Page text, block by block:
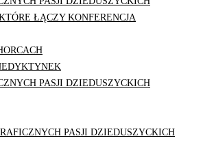
ŁĄCZY KONFERENCJA
PASJI DZIEDUSZYCKICH
PASJI DZIEDUSZYCKICH